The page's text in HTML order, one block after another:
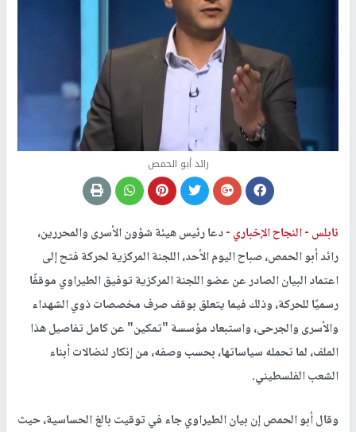
رائد أبو الحمص
نابلس -النجاح الإخباري -دعا رئيس هيئة شؤون الأسرى والمحررين،
رائد أبو الحمص، صباح اليوم الأحد، اللجنة المركزية لحركة فتح إلى
اعتماد البيان الصادر عن عضو اللجنة المركزية توفيق الطيراوي موقفًا
رسميًا للحركة، وذلك فيما يتعلق بوقف صرف مخصصات ذوي الشهداء
والأسرى والجرحى، واستبعاد مؤسسة "تمكين" عن كامل تفاصيل هذا
الملف، لما تحمله سياساتها، بحسب وصفه، من إنكار لنضالات أبناء
الشعب الفلسطيني.
وقال أبو الحمص إن بيان الطيراوي جاء في توقيت بالغ الحساسية، حيث